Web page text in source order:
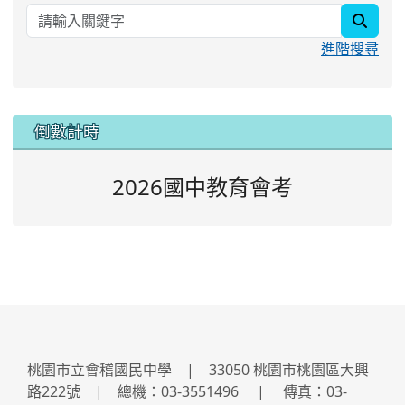
進階搜尋
::: 倒數計時
2026國中教育會考
桃園市立會稽國民中學 | 33050 桃園市桃園區大興
路222號 | 總機：03-3551496 | 傳真：03-